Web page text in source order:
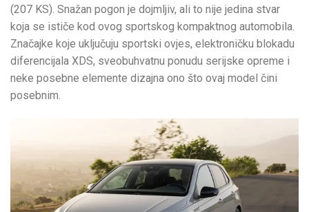
(207 KS). Snažan pogon je dojmljiv, ali to nije jedina stvar
koja se ističe kod ovog sportskog kompaktnog automobila.
Značajke koje uključuju sportski ovjes, elektroničku blokadu
diferencijala XDS, sveobuhvatnu ponudu serijske opreme i
neke posebne elemente dizajna ono što ovaj model čini
posebnim.